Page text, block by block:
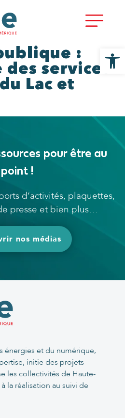
:
services
Lac et
pour être au
point !
d’activités, plaquettes,
presse et bien plus…
nos médias
énergies et du numérique,
initie des projets
les collectivités de Haute-
la réalisation au suivi de
Ouvrir